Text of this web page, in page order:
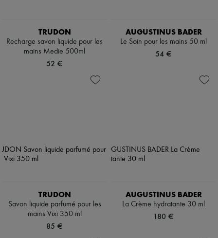
TRUDON
Recharge savon liquide pour les
mains Medie 500ml
52 €
AUGUSTINUS BADER
Le Soin pour les mains 50 ml
54 €
TRUDON
Savon liquide parfumé pour les
mains Vixi 350 ml
85 €
AUGUSTINUS BADER
La Crème hydratante 30 ml
180 €